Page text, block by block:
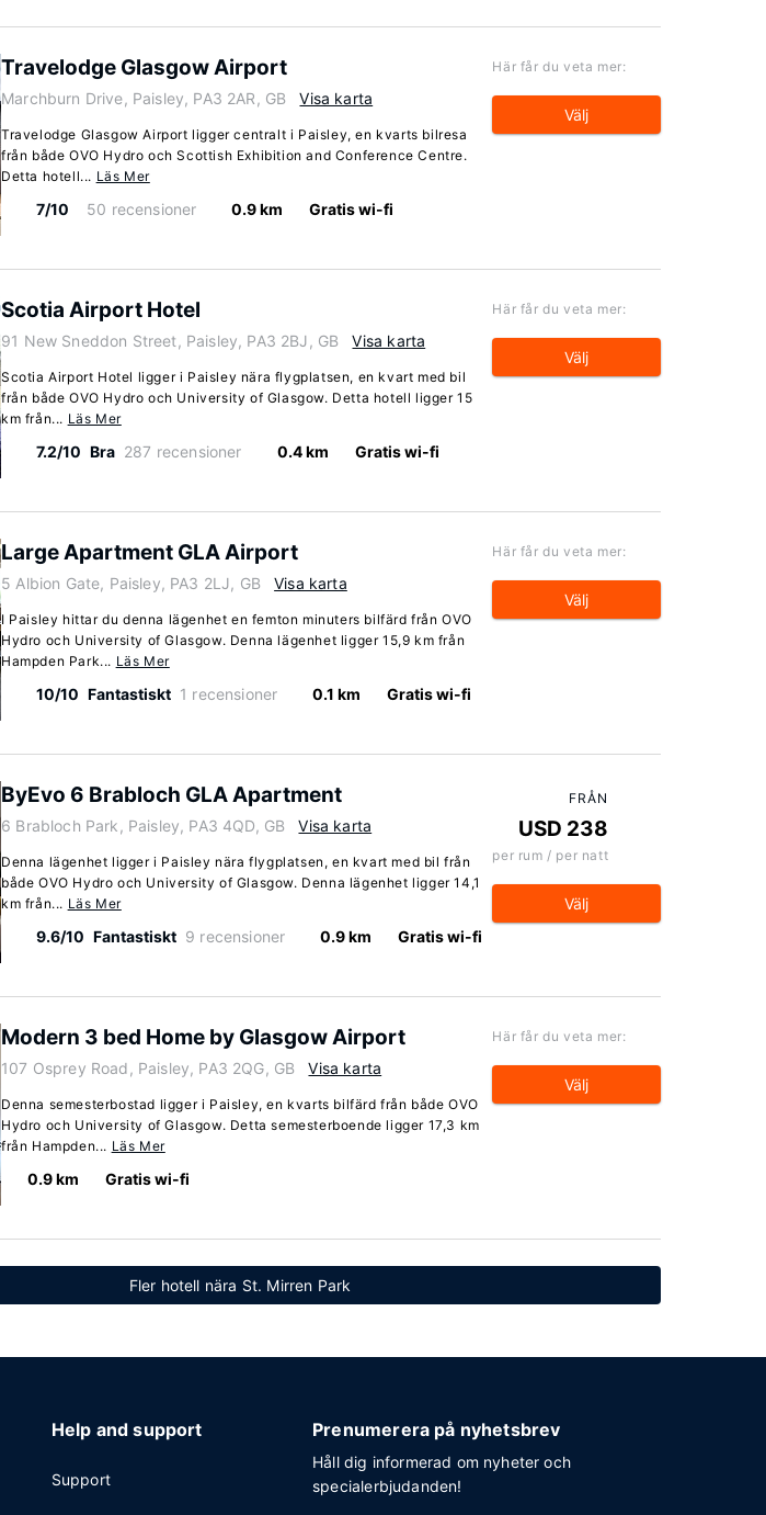
Travelodge Glasgow Airport
Marchburn Drive, Paisley, PA3 2AR, GB Visa karta
Travelodge Glasgow Airport ligger centralt i Paisley, en kvarts bilresa
från både OVO Hydro och Scottish Exhibition and Conference Centre.
Detta hotell... Läs Mer
7/10 50 recensioner 0.9 km Gratis wi-fi
Här får du veta mer:
Välj
Scotia Airport Hotel
91 New Sneddon Street, Paisley, PA3 2BJ, GB Visa karta
Scotia Airport Hotel ligger i Paisley nära flygplatsen, en kvart med bil
från både OVO Hydro och University of Glasgow. Detta hotell ligger 15
km från... Läs Mer
7.2/10 Bra 287 recensioner 0.4 km Gratis wi-fi
Här får du veta mer:
Välj
Large Apartment GLA Airport
5 Albion Gate, Paisley, PA3 2LJ, GB Visa karta
I Paisley hittar du denna lägenhet en femton minuters bilfärd från OVO
Hydro och University of Glasgow. Denna lägenhet ligger 15,9 km från
Hampden Park... Läs Mer
10/10 Fantastiskt 1 recensioner 0.1 km Gratis wi-fi
Här får du veta mer:
Välj
ByEvo 6 Brabloch GLA Apartment
6 Brabloch Park, Paisley, PA3 4QD, GB Visa karta
Denna lägenhet ligger i Paisley nära flygplatsen, en kvart med bil från
både OVO Hydro och University of Glasgow. Denna lägenhet ligger 14,1
km från... Läs Mer
9.6/10 Fantastiskt 9 recensioner 0.9 km Gratis wi-fi
FRÅN
USD 238
per rum / per natt
Välj
Modern 3 bed Home by Glasgow Airport
107 Osprey Road, Paisley, PA3 2QG, GB Visa karta
Denna semesterbostad ligger i Paisley, en kvarts bilfärd från både OVO
Hydro och University of Glasgow. Detta semesterboende ligger 17,3 km
från Hampden... Läs Mer
0.9 km Gratis wi-fi
Här får du veta mer:
Välj
Fler hotell nära St. Mirren Park
Help and support
Support
Prenumerera på nyhetsbrev
Håll dig informerad om nyheter och
specialerbjudanden!